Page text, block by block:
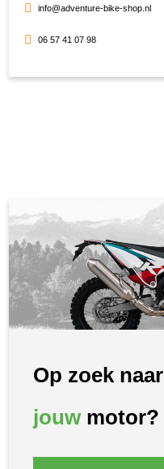
info@adventure-bike-shop.nl
06 57 41 07 98
Op zoek naar
jouwmotor?